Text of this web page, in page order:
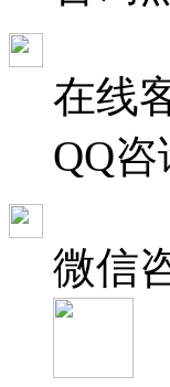
在线
QQ咨
微信